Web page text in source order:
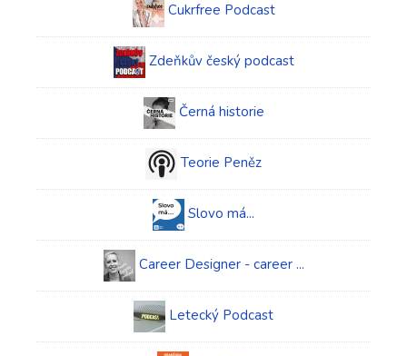
Cukrfree Podcast
Zdeňkův český podcast
Černá historie
Teorie Peněz
Slovo má...
Career Designer - career ...
Letecký Podcast